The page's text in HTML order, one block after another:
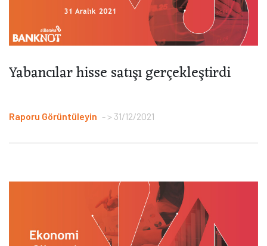
Yabancılar hisse satışı gerçekleştirdi
Raporu Görüntüleyin > 31/12/2021